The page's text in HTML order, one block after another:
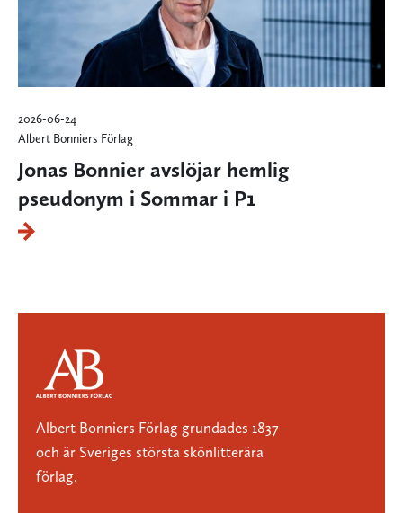
2026-06-24
Albert Bonniers Förlag
Jonas Bonnier avslöjar hemlig
pseudonym i Sommar i P1
Albert Bonniers Förlag grundades 1837
och är Sveriges största skönlitterära
förlag.